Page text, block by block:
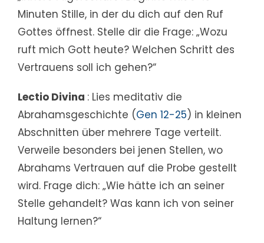
Minuten Stille, in der du dich auf den Ruf
Gottes öffnest. Stelle dir die Frage: „Wozu
ruft mich Gott heute? Welchen Schritt des
Vertrauens soll ich gehen?“
Lectio Divina : Lies meditativ die
Abrahamsgeschichte (Gen 12-25) in kleinen
Abschnitten über mehrere Tage verteilt.
Verweile besonders bei jenen Stellen, wo
Abrahams Vertrauen auf die Probe gestellt
wird. Frage dich: „Wie hätte ich an seiner
Stelle gehandelt? Was kann ich von seiner
Haltung lernen?“